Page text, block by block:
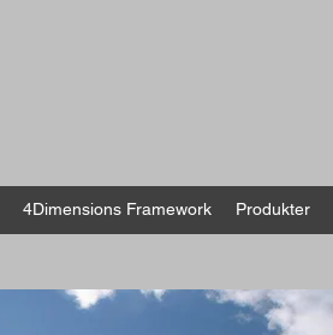
4Dimensions Framework Produkter